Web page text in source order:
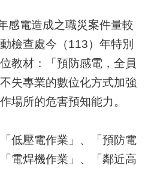
電造成之職災案件量較
檢查處今（113）年特別
教材：「預防感電，全員
失專業的數位化方式加強
場所的危害預知能力。
壓電作業」、「預防電
電焊機作業」、「鄰近高